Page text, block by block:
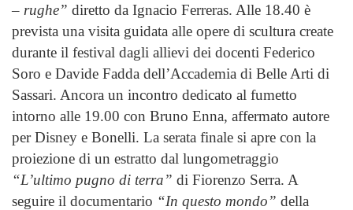
– rughe” diretto da Ignacio Ferreras. Alle 18.40 è
prevista una visita guidata alle opere di scultura create
durante il festival dagli allievi dei docenti Federico
Soro e Davide Fadda dell’Accademia di Belle Arti di
Sassari. Ancora un incontro dedicato al fumetto
intorno alle 19.00 con Bruno Enna, affermato autore
per Disney e Bonelli. La serata finale si apre con la
proiezione di un estratto dal lungometraggio
“L’ultimo pugno di terra” di Fiorenzo Serra. A
seguire il documentario “In questo mondo” della